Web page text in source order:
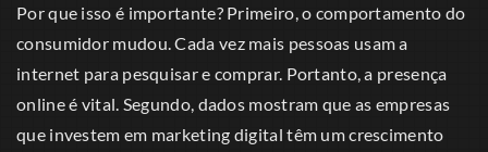
Por que isso é importante? Primeiro, o comportamento do
consumidor mudou. Cada vez mais pessoas usam a
internet para pesquisar e comprar. Portanto, a presença
online é vital. Segundo, dados mostram que as empresas
que investem em marketing digital têm um crescimento